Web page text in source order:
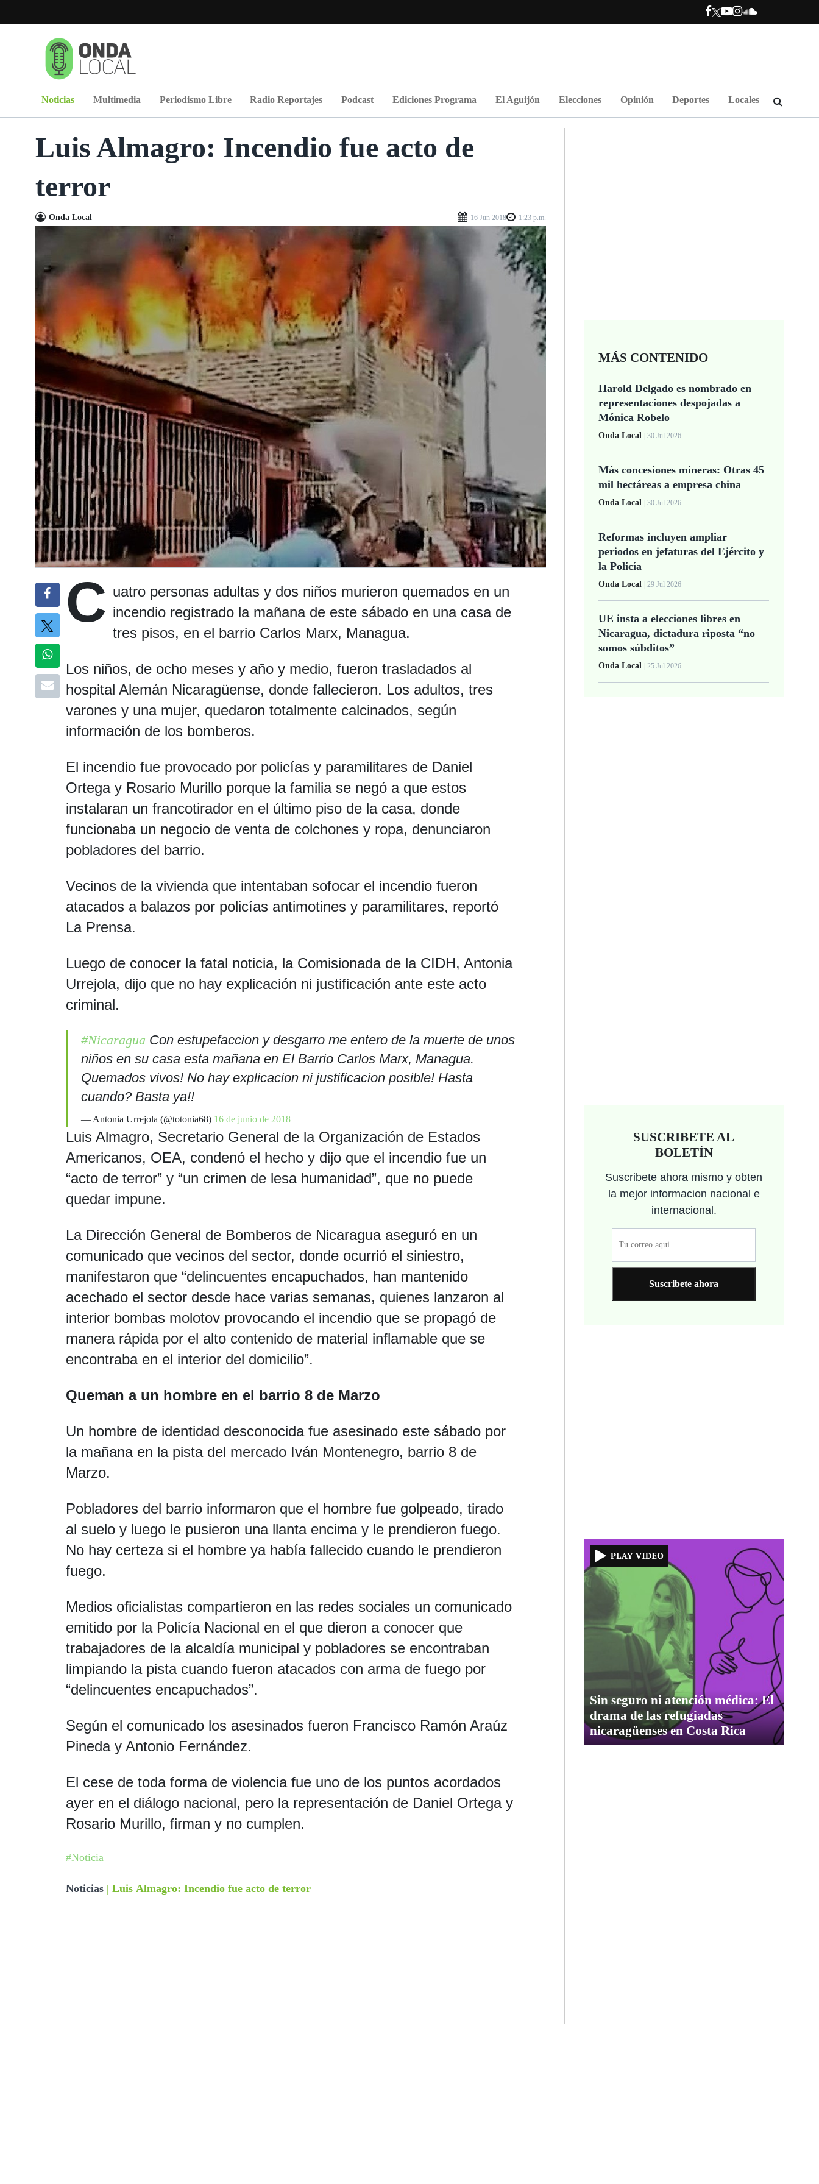
Noticias Multimedia Periodismo Libre Radio Reportajes Podcast Ediciones Programa El Aguijón Elecciones Opinión Deportes Locales
Luis Almagro: Incendio fue acto de
terror
Onda Local 16 Jun 2018 1:23 p.m.
C uatro personas adultas y dos niños murieron quemados en un
incendio registrado la mañana de este sábado en una casa de
tres pisos, en el barrio Carlos Marx, Managua.
Los niños, de ocho meses y año y medio, fueron trasladados al
hospital Alemán Nicaragüense, donde fallecieron. Los adultos, tres
varones y una mujer, quedaron totalmente calcinados, según
información de los bomberos.
El incendio fue provocado por policías y paramilitares de Daniel
Ortega y Rosario Murillo porque la familia se negó a que estos
instalaran un francotirador en el último piso de la casa, donde
funcionaba un negocio de venta de colchones y ropa, denunciaron
pobladores del barrio.
Vecinos de la vivienda que intentaban sofocar el incendio fueron
atacados a balazos por policías antimotines y paramilitares, reportó
La Prensa.
Luego de conocer la fatal noticia, la Comisionada de la CIDH, Antonia
Urrejola, dijo que no hay explicación ni justificación ante este acto
criminal.
#Nicaragua Con estupefaccion y desgarro me entero de la muerte de unos
niños en su casa esta mañana en El Barrio Carlos Marx, Managua.
Quemados vivos! No hay explicacion ni justificacion posible! Hasta
cuando? Basta ya!!
— Antonia Urrejola (@totonia68) 16 de junio de 2018
Luis Almagro, Secretario General de la Organización de Estados
Americanos, OEA, condenó el hecho y dijo que el incendio fue un
“acto de terror” y “un crimen de lesa humanidad”, que no puede
quedar impune.
La Dirección General de Bomberos de Nicaragua aseguró en un
comunicado que vecinos del sector, donde ocurrió el siniestro,
manifestaron que “delincuentes encapuchados, han mantenido
acechado el sector desde hace varias semanas, quienes lanzaron al
interior bombas molotov provocando el incendio que se propagó de
manera rápida por el alto contenido de material inflamable que se
encontraba en el interior del domicilio”.
Queman a un hombre en el barrio 8 de Marzo
Un hombre de identidad desconocida fue asesinado este sábado por
la mañana en la pista del mercado Iván Montenegro, barrio 8 de
Marzo.
Pobladores del barrio informaron que el hombre fue golpeado, tirado
al suelo y luego le pusieron una llanta encima y le prendieron fuego.
No hay certeza si el hombre ya había fallecido cuando le prendieron
fuego.
Medios oficialistas compartieron en las redes sociales un comunicado
emitido por la Policía Nacional en el que dieron a conocer que
trabajadores de la alcaldía municipal y pobladores se encontraban
limpiando la pista cuando fueron atacados con arma de fuego por
“delincuentes encapuchados”.
Según el comunicado los asesinados fueron Francisco Ramón Araúz
Pineda y Antonio Fernández.
El cese de toda forma de violencia fue uno de los puntos acordados
ayer en el diálogo nacional, pero la representación de Daniel Ortega y
Rosario Murillo, firman y no cumplen.
#Noticia
Noticias| Luis Almagro: Incendio fue acto de terror
MÁS CONTENIDO
Harold Delgado es nombrado en
representaciones despojadas a
Mónica Robelo
Onda Local | 30 Jul 2026
Más concesiones mineras: Otras 45
mil hectáreas a empresa china
Onda Local | 30 Jul 2026
Reformas incluyen ampliar
periodos en jefaturas del Ejército y
la Policía
Onda Local | 29 Jul 2026
UE insta a elecciones libres en
Nicaragua, dictadura riposta “no
somos súbditos”
Onda Local | 25 Jul 2026
SUSCRIBETE AL
BOLETÍN
Suscribete ahora mismo y obten
la mejor informacion nacional e
internacional.
Suscribete ahora
Sin seguro ni atención médica: El
drama de las refugiadas
nicaragüenses en Costa Rica